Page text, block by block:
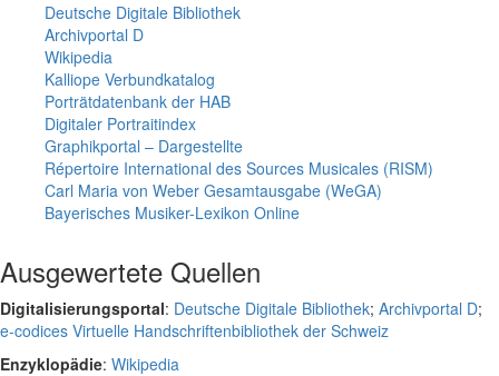
Deutsche Digitale Bibliothek
Archivportal D
Wikipedia
Kalliope Verbundkatalog
Porträtdatenbank der HAB
Digitaler Portraitindex
Graphikportal – Dargestellte
Répertoire International des Sources Musicales (RISM)
Carl Maria von Weber Gesamtausgabe (WeGA)
Bayerisches Musiker-Lexikon Online
Ausgewertete Quellen
Digitalisierungsportal: Deutsche Digitale Bibliothek; Archivportal D;
e-codices Virtuelle Handschriftenbibliothek der Schweiz
Enzyklopädie: Wikipedia